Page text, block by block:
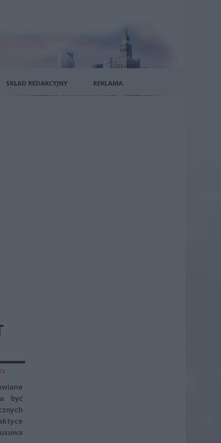
SKŁAD REDAKCYJNY REKLAMA
być